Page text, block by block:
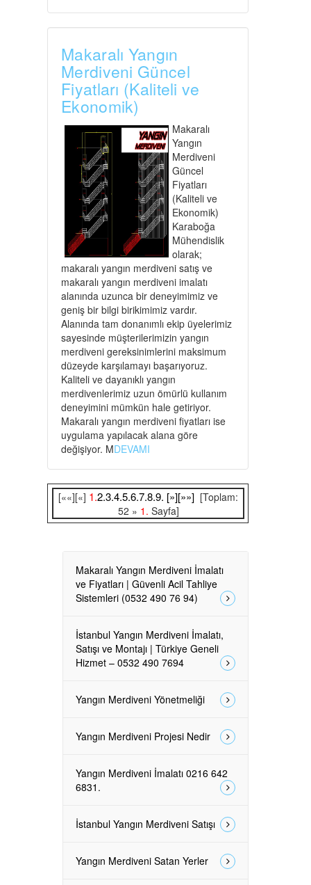
Makaralı Yangın
Merdiveni Güncel
Fiyatları (Kaliteli ve
Ekonomik)
Makaralı
Yangın
Merdiveni
Güncel
Fiyatları
(Kaliteli ve
Ekonomik)
Karaboğa
Mühendislik
olarak;
makaralı yangın merdiveni satış ve
makaralı yangın merdiveni imalatı
alanında uzunca bir deneyimimiz ve
geniş bir bilgi birikimimiz vardır.
Alanında tam donanımlı ekip üyelerimiz
sayesinde müşterilerimizin yangın
merdiveni gereksinimlerini maksimum
düzeyde karşılamayı başarıyoruz.
Kaliteli ve dayanıklı yangın
merdivenlerimiz uzun ömürlü kullanım
deneyimini mümkün hale getiriyor.
Makaralı yangın merdiveni fiyatları ise
uygulama yapılacak alana göre
değişiyor. MDEVAMI
[««][«] 1.2.3.4.5.6.7.8.9. [»][»»] [Toplam:
52 » 1. Sayfa]
Makaralı Yangın Merdiveni İmalatı
ve Fiyatları | Güvenli Acil Tahliye
Sistemleri (0532 490 76 94)
İstanbul Yangın Merdiveni İmalatı,
Satışı ve Montajı | Türkiye Geneli
Hizmet – 0532 490 7694
Yangın Merdiveni Yönetmeliği
Yangın Merdiveni Projesi Nedir
Yangın Merdiveni İmalatı 0216 642
6831.
İstanbul Yangın Merdiveni Satışı
Yangın Merdiveni Satan Yerler